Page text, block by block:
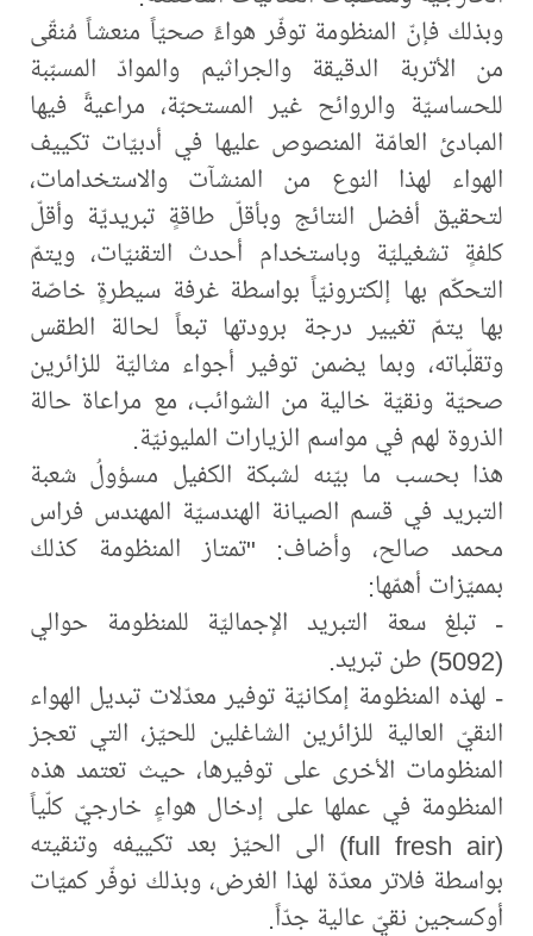
وبذلك فإنّ المنظومة توفّر هواءً صحيّاً منعشاً مُنقّى
من الأتربة الدقيقة والجراثيم والموادّ المسبّبة
للحساسيّة والروائح غير المستحبّة، مراعيةً فيها
المبادئ العامّة المنصوص عليها في أدبيّات تكييف
الهواء لهذا النوع من المنشآت والاستخدامات،
لتحقيق أفضل النتائج وبأقلّ طاقةٍ تبريديّة وأقلّ
كلفةٍ تشغيليّة وباستخدام أحدث التقنيّات، ويتمّ
التحكّم بها إلكترونيّاً بواسطة غرفة سيطرةٍ خاصّة
بها يتمّ تغيير درجة برودتها تبعاً لحالة الطقس
وتقلّباته، وبما يضمن توفير أجواء مثاليّة للزائرين
صحيّة ونقيّة خالية من الشوائب، مع مراعاة حالة
الذروة لهم في مواسم الزيارات المليونيّة.
هذا بحسب ما بيّنه لشبكة الكفيل مسؤولُ شعبة
التبريد في قسم الصيانة الهندسيّة المهندس فراس
محمد صالح، وأضاف: "تمتاز المنظومة كذلك
بمميّزات أهمّها:
- تبلغ سعة التبريد الإجماليّة للمنظومة حوالي
(5092) طن تبريد.
- لهذه المنظومة إمكانيّة توفير معدّلات تبديل الهواء
النقيّ العالية للزائرين الشاغلين للحيّز، التي تعجز
المنظومات الأخرى على توفيرها، حيث تعتمد هذه
المنظومة في عملها على إدخال هواءٍ خارجيّ كلّياً
(full fresh air) الى الحيّز بعد تكييفه وتنقيته
بواسطة فلاتر معدّة لهذا الغرض، وبذلك نوفّر كميّات
أوكسجين نقيّ عالية جدّاً.